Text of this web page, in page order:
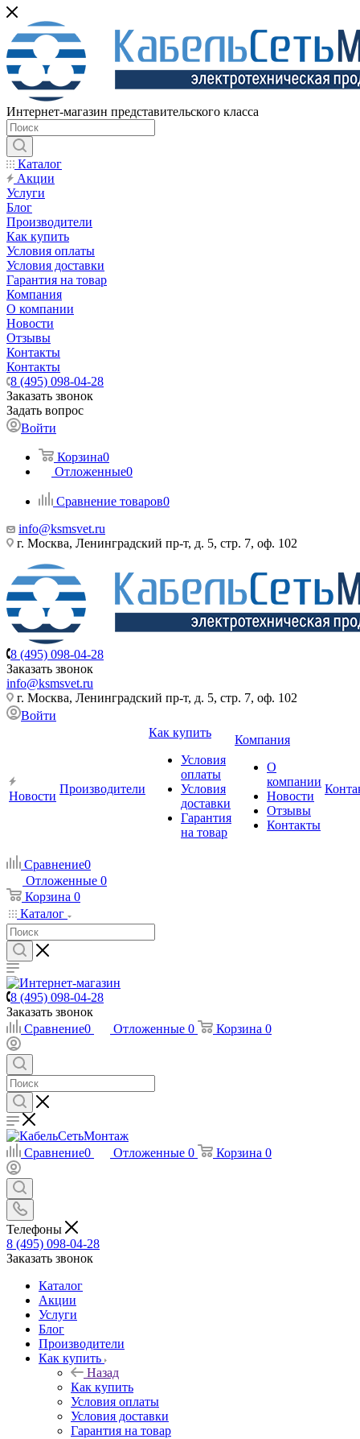
Интернет-магазин представительского класса
Каталог
Акции
Услуги
Блог
Производители
Как купить
Условия оплаты
Условия доставки
Гарантия на товар
Компания
О компании
Новости
Отзывы
Контакты
Контакты
8 (495) 098-04-28
Заказать звонок
Задать вопрос
Войти
Корзина0
Отложенные0
Сравнение товаров0
info@ksmsvet.ru
г. Москва, Ленинградский пр-т, д. 5, стр. 7, оф. 102
8 (495) 098-04-28
Заказать звонок
info@ksmsvet.ru
г. Москва, Ленинградский пр-т, д. 5, стр. 7, оф. 102
Войти
Новости
Производители
Как купить
Условия
оплаты
Условия
доставки
Гарантия
на товар
Компания
О
компании
Новости
Отзывы
Контакты
Сравнение0
Отложенные 0
Корзина 0
Каталог
8 (495) 098-04-28
Заказать звонок
Сравнение0 Отложенные 0 Корзина 0
Сравнение0 Отложенные 0 Корзина 0
Телефоны
8 (495) 098-04-28
Заказать звонок
Каталог
Акции
Услуги
Блог
Производители
Как купить
Назад
Как купить
Условия оплаты
Условия доставки
Гарантия на товар